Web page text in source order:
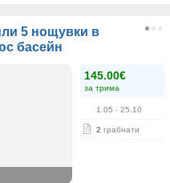
5 нощувки в
басейн
145.00€
за трима
1.05 - 25.10
2 грабнати